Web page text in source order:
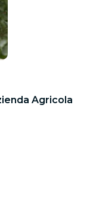
Agricola